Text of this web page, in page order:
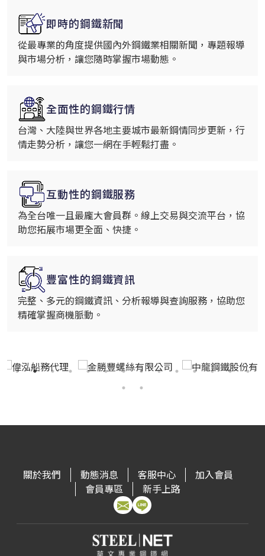
即時的鋼鐵新聞
從最專業的角度提供國內外鋼鐵業相關新聞，專題報導
與市場分析，讓您隨時掌握市場動態。
全面性的鋼鐵行情
台灣、大陸與世界各地主要城市最新鋼情同步更新，行
情走勢分析，讓您一網在手輕鬆打盡。
互動性的鋼鐵服務
為全台唯一且最龐大會員群。線上交易與交流平台，協
助您拓展市場更全面、快捷。
豐富性的鋼鐵資訊
完整、多元的鋼鐵資訊、分析報導與查詢服務，協助您
精確掌握商機脈動。
關於我們 動態消息 客服中心
加入會員
會員專區
新手上路